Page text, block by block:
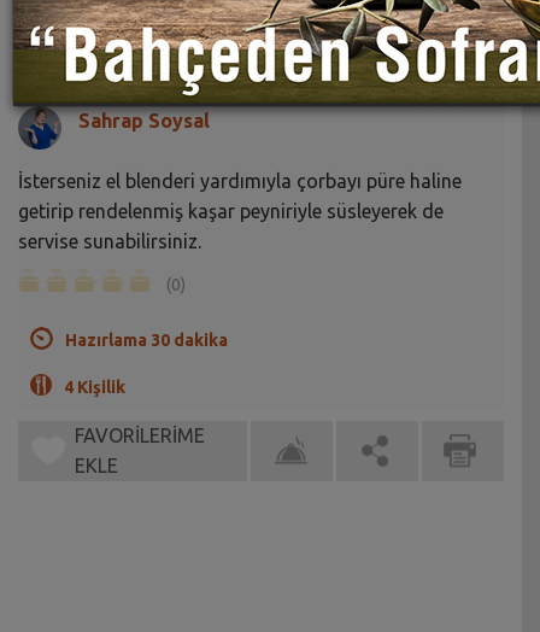
Meyaneli Enginar Çorbası Tarifi
Sahrap Soysal
İsterseniz el blenderi yardımıyla çorbayı püre haline
getirip rendelenmiş kaşar peyniriyle süsleyerek de
servise sunabilirsiniz.
(0)
Hazırlama 30 dakika
4 Kişilik
FAVORİLERİME
EKLE